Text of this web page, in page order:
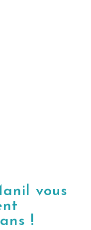
vous
!